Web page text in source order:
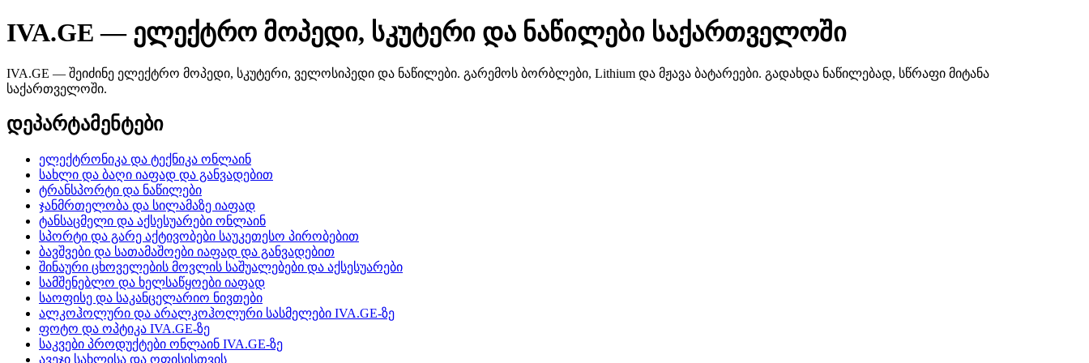
IVA.GE — ელექტრო მოპედი, სკუტერი და ნაწილები საქართველოში
IVA.GE — შეიძინე ელექტრო მოპედი, სკუტერი, ველოსიპედი და ნაწილები. გარემოს ბორბლები, Lithium და მჟავა ბატარეები. გადახდა ნაწილებად, სწრაფი მიტანა
საქართველოში.
დეპარტამენტები
ელექტრონიკა და ტექნიკა ონლაინ
სახლი და ბაღი იაფად და განვადებით
ტრანსპორტი და ნაწილები
ჯანმრთელობა და სილამაზე იაფად
ტანსაცმელი და აქსესუარები ონლაინ
სპორტი და გარე აქტივობები საუკეთესო პირობებით
ბავშვები და სათამაშოები იაფად და განვადებით
შინაური ცხოველების მოვლის საშუალებები და აქსესუარები
სამშენებლო და ხელსაწყოები იაფად
საოფისე და საკანცელარიო ნივთები
ალკოჰოლური და არალკოჰოლური სასმელები IVA.GE-ზე
ფოტო და ოპტიკა IVA.GE-ზე
საკვები პროდუქტები ონლაინ IVA.GE-ზე
ავეჯი სახლისა და ოფისისთვის